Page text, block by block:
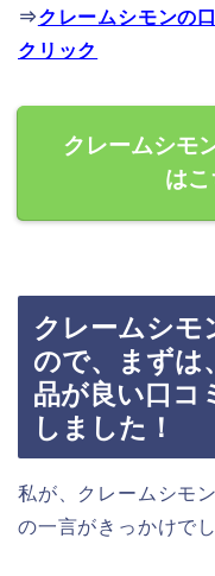
⇒クレームシモンの
クリック
クレームシモ
は
クレームシモ
ので、まずは
品が良い口コ
しました！
私が、クレームシモ
の一言がきっかけでし